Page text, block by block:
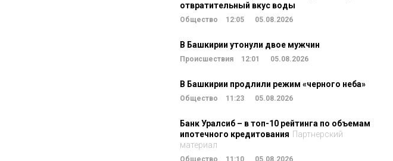
отвратительный вкус воды
Общество 12:05 05.08.2026
В Башкирии утонули двое мужчин
Происшествия 12:01 05.08.2026
В Башкирии продлили режим «черного неба»
Общество 11:23 05.08.2026
Банк Уралсиб – в топ-10 рейтинга по объемам
ипотечного кредитования Партнерский
материал
Общество 11:10 05.08.2026